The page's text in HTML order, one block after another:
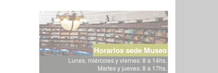
Horarios sede Museo
Lunes, miércoles y viernes: 8 a 14hs.
Martes y jueves: 8 a 17hs.